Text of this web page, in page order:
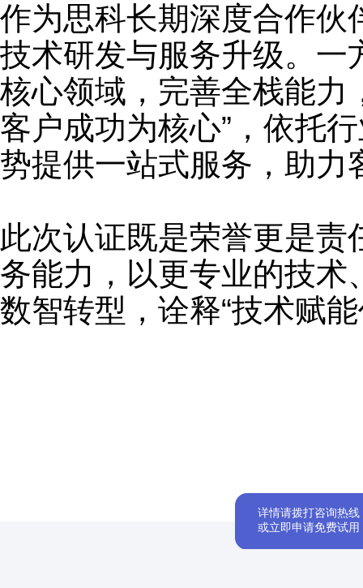
作为思科长期深度合作伙
技术研发与服务升级。一
核心领域，完善全栈能力
客户成功为核心”，依托
势提供一站式服务，助力
此次认证既是荣誉更是
务能力，以更专业的技术
数智转型，诠释“技术赋
详情请拨打咨询热
或立即申请免费试用